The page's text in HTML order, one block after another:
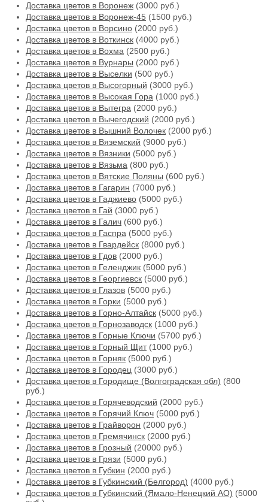
Доставка цветов в Воронеж (3000 руб.)
Доставка цветов в Воронеж-45 (1500 руб.)
Доставка цветов в Ворсино (2000 руб.)
Доставка цветов в Воткинск (4000 руб.)
Доставка цветов в Вохма (2500 руб.)
Доставка цветов в Вурнары (2000 руб.)
Доставка цветов в Выселки (500 руб.)
Доставка цветов в Высогорный (3000 руб.)
Доставка цветов в Высокая Гора (1000 руб.)
Доставка цветов в Вытегра (2000 руб.)
Доставка цветов в Вычегодский (2000 руб.)
Доставка цветов в Вышний Волочек (2000 руб.)
Доставка цветов в Вяземский (9000 руб.)
Доставка цветов в Вязники (5000 руб.)
Доставка цветов в Вязьма (800 руб.)
Доставка цветов в Вятские Поляны (600 руб.)
Доставка цветов в Гагарин (7000 руб.)
Доставка цветов в Гаджиево (5000 руб.)
Доставка цветов в Гай (3000 руб.)
Доставка цветов в Галич (600 руб.)
Доставка цветов в Гаспра (5000 руб.)
Доставка цветов в Гвардейск (8000 руб.)
Доставка цветов в Гдов (2000 руб.)
Доставка цветов в Геленджик (5000 руб.)
Доставка цветов в Георгиевск (5000 руб.)
Доставка цветов в Глазов (5000 руб.)
Доставка цветов в Горки (5000 руб.)
Доставка цветов в Горно-Алтайск (5000 руб.)
Доставка цветов в Горнозаводск (1000 руб.)
Доставка цветов в Горные Ключи (5700 руб.)
Доставка цветов в Горный Щит(1000 руб.)
Доставка цветов в Горняк (5000 руб.)
Доставка цветов в Городец (3000 руб.)
Доставка цветов в Городище (Волгоградская обл) (800
руб.)
Доставка цветов в Горячеводский (2000 руб.)
Доставка цветов в Горячий Ключ (5000 руб.)
Доставка цветов в Грайворон (2000 руб.)
Доставка цветов в Гремячинск (2000 руб.)
Доставка цветов в Грозный (20000 руб.)
Доставка цветов в Грязи (5000 руб.)
Доставка цветов в Губкин (2000 руб.)
Доставка цветов в Губкинский (Белгород) (4000 руб.)
Доставка цветов в Губкинский (Ямало-Ненецкий АО) (5000